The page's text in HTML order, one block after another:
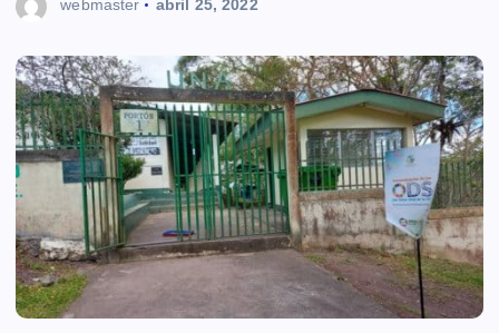
webmaster abril 25, 2022